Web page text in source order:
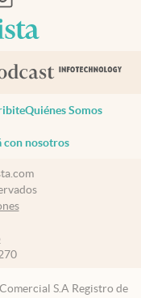
Quiénes Somos
con nosotros
S.A Registro de